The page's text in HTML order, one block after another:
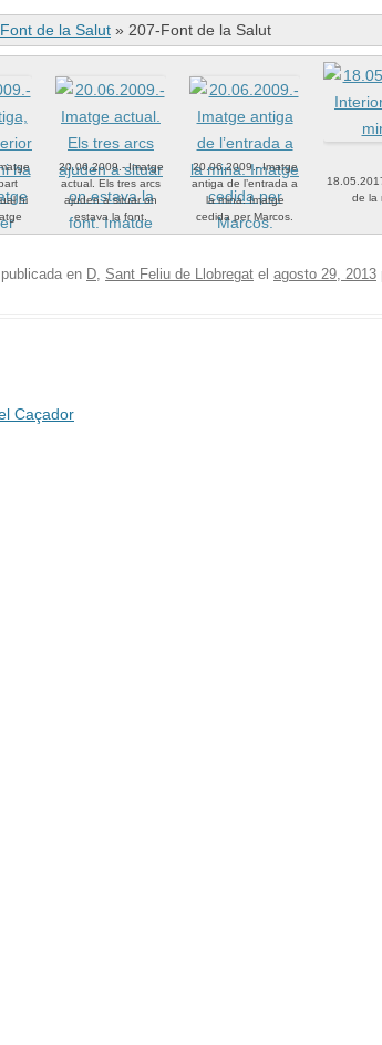
de la Salut » 207-Font de la Salut
hi
20.06.2009.- Imatge
actual. Els tres arcs
ajuden a situar on
estava la font.
Imatge cedida per
20.06.2009.- Imatge
antiga de l’entrada a
la mina. Imatge
cedida per Marcos.
de la
en D, Sant Feliu de Llobregat el agosto 29, 2013
Caçador